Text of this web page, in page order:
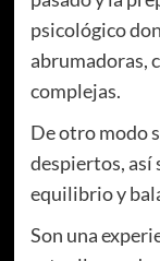
psicológico
abrumadoras,
complejas.
De otro modo
despiertos, así
equilibrio y
Son una